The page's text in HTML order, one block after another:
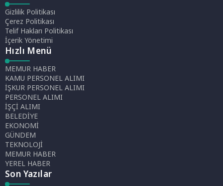
Gizlilik Politikası
Çerez Politikası
Telif Hakları Politikası
İçerik Yönetimi
Hızlı Menü
MEMUR HABER
KAMU PERSONEL ALIMI
İŞKUR PERSONEL ALIMI
PERSONEL ALIMI
İŞÇİ ALIMI
BELEDİYE
EKONOMİ
GÜNDEM
TEKNOLOJİ
MEMUR HABER
YEREL HABER
Son Yazılar